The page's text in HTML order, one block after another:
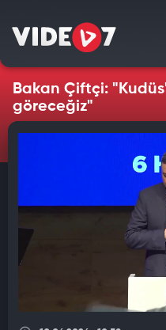
Bakan Çiftçi:
göreceğiz"